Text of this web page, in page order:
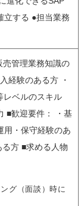
立する ●担当業務
管理業務知識の
経験のある方 ・
レベルのスキル
■歓迎要件： ・基
用・保守経験のあ
方 ■求める人物
グ（面談）時に